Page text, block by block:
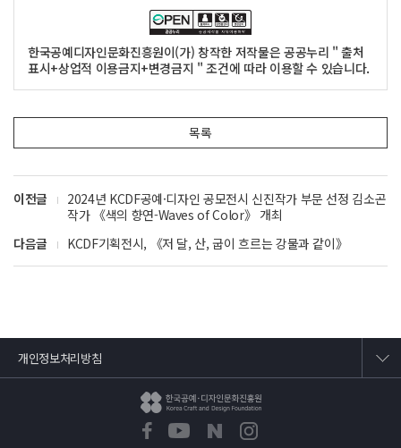
한국공예디자인문화진흥원이(가) 창작한 저작물은 공공누리 " 출처
표시+상업적 이용금지+변경금지 " 조건에 따라 이용할 수 있습니다.
목록
이전글
2024년 KCDF공예·디자인 공모전시 신진작가 부문 선정 김소곤
작가 《색의 향연-Waves of Color》 개최
다음글
KCDF기획전시, 《저 달, 산, 굽이 흐르는 강물과 같이》
개인정보처리방침